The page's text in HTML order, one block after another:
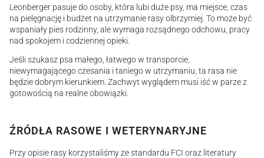
Leonberger pasuje do osoby, która lubi duże psy, ma miejsce, czas
na pielęgnację i budżet na utrzymanie rasy olbrzymiej. To może być
wspaniały pies rodzinny, ale wymaga rozsądnego odchowu, pracy
nad spokojem i codziennej opieki.
Jeśli szukasz psa małego, łatwego w transporcie,
niewymagającego czesania i taniego w utrzymaniu, ta rasa nie
będzie dobrym kierunkiem. Zachwyt wyglądem musi iść w parze z
gotowością na realne obowiązki.
ŹRÓDŁA RASOWE I WETERYNARYJNE
Przy opisie rasy korzystaliśmy ze standardu FCI oraz literatury